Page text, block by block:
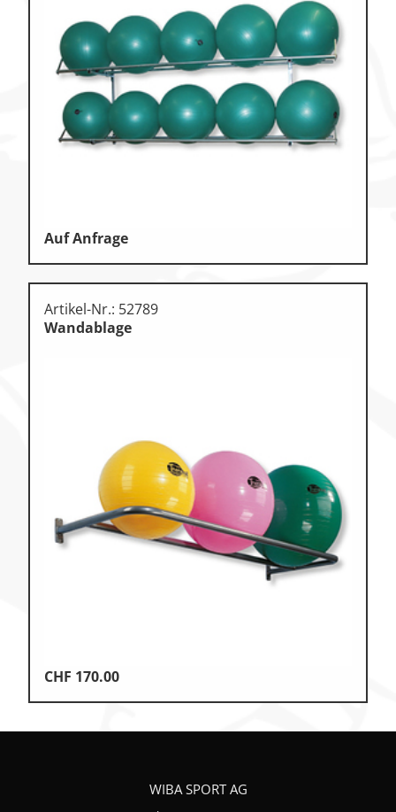
Auf Anfrage
Artikel-Nr.: 52789
Wandablage
CHF 170.00
WIBA SPORT AG